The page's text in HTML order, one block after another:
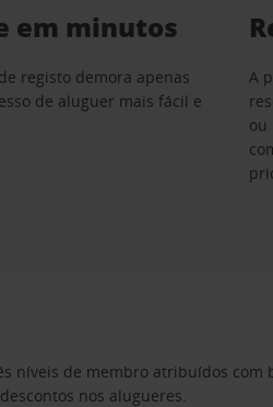
em minutos
registo demora apenas
de aluguer mais fácil e
A
ou
níveis de membro atribuídos
nos alugueres.